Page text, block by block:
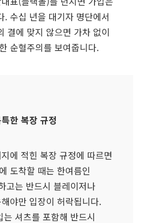
. 수십 년을 대기자 명단에서
결에 맞지 않으면 가차 없이
순혈주의를 보여줍니다.
한 복장 규정
에 적힌 복장 규정에 따르면
도착할 때는 한여름인
고는 반드시 블레이저나
야만 입장이 허락됩니다.
는 셔츠를 포함해 반드시